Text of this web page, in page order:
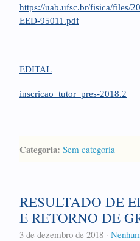
https://uab.ufsc.br/fisica/files/
EED-95011.pdf
EDITAL
inscricao_tutor_pres-2018.2
Categoria: Sem categoria
RESULTADO DE
E RETORNO DE
3 de dezembro de 2018 ·